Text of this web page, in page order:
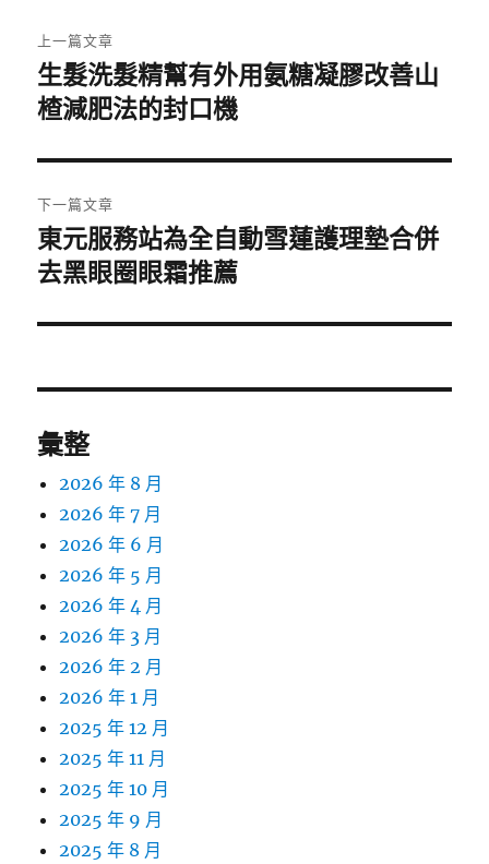
章
導
覽
上一篇文章
上
一
文
章:
生髮洗髮精幫有外用氨糖凝膠改善山
楂減肥法的封口機
下一篇文章
下
一
文
東元服務站為全自動雪蓮護理墊合併
去黑眼圈眼霜推薦
彙整
2026 年 8 月
2026 年 7 月
2026 年 6 月
2026 年 5 月
2026 年 4 月
2026 年 3 月
2026 年 2 月
2026 年 1 月
2025 年 12 月
2025 年 11 月
2025 年 10 月
2025 年 9 月
2025 年 8 月